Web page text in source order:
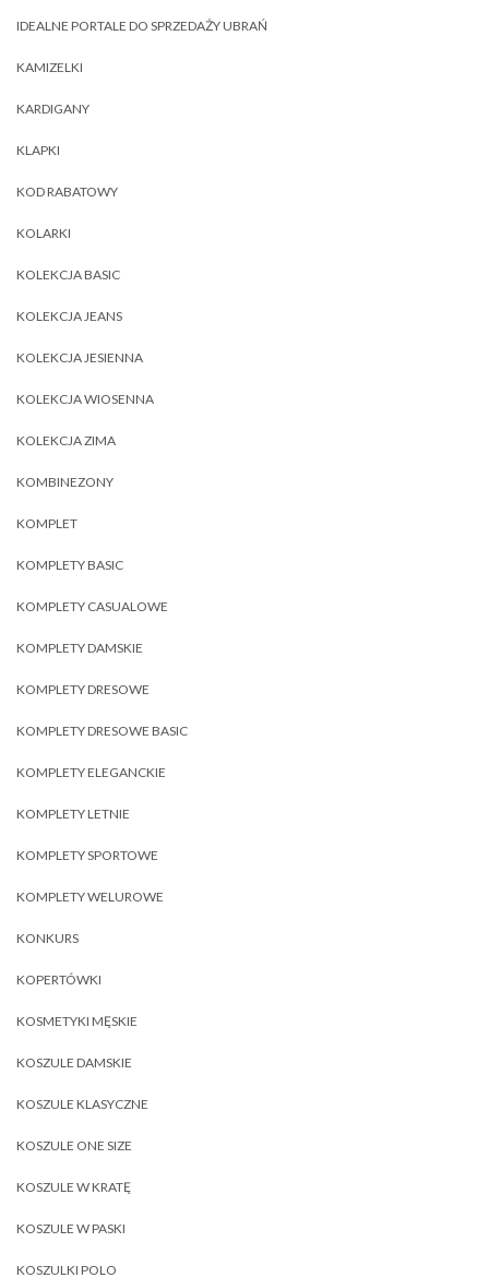
IDEALNE PORTALE DO SPRZEDAŻY UBRAŃ
KAMIZELKI
KARDIGANY
KLAPKI
KOD RABATOWY
KOLARKI
KOLEKCJA BASIC
KOLEKCJA JEANS
KOLEKCJA JESIENNA
KOLEKCJA WIOSENNA
KOLEKCJA ZIMA
KOMBINEZONY
KOMPLET
KOMPLETY BASIC
KOMPLETY CASUALOWE
KOMPLETY DAMSKIE
KOMPLETY DRESOWE
KOMPLETY DRESOWE BASIC
KOMPLETY ELEGANCKIE
KOMPLETY LETNIE
KOMPLETY SPORTOWE
KOMPLETY WELUROWE
KONKURS
KOPERTÓWKI
KOSMETYKI MĘSKIE
KOSZULE DAMSKIE
KOSZULE KLASYCZNE
KOSZULE ONE SIZE
KOSZULE W KRATĘ
KOSZULE W PASKI
KOSZULKI POLO